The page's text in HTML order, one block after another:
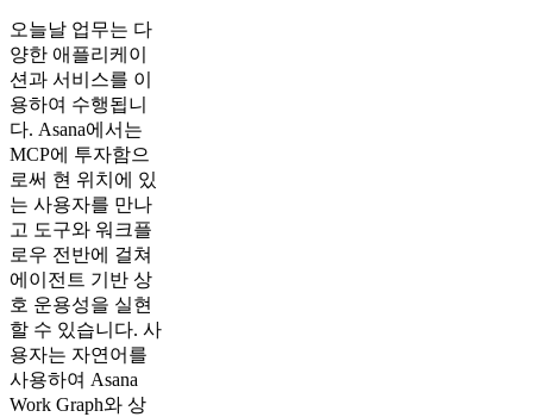
오늘날 업무는 다
양한 애플리케이
션과 서비스를 이
용하여 수행됩니
다. Asana에서는
MCP에 투자함으
로써 현 위치에 있
는 사용자를 만나
고 도구와 워크플
로우 전반에 걸쳐
에이전트 기반 상
호 운용성을 실현
할 수 있습니다. 사
용자는 자연어를
사용하여 Asana
Work Graph와 상